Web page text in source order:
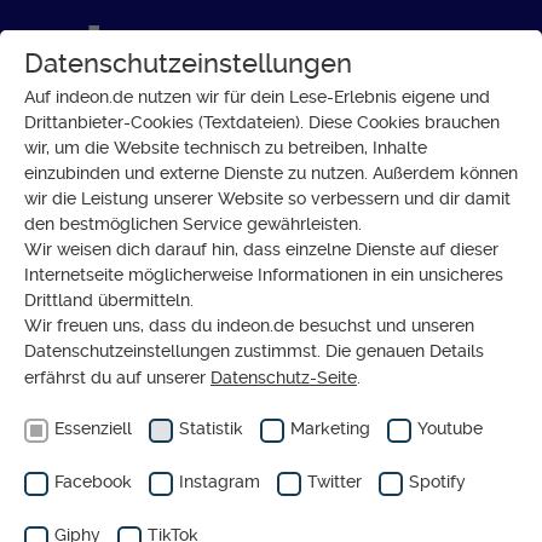
LÜBCKE-PROZESS
Ist der
Verfassungsschutz
auch beim
Lübcke-Prozess
auf dem rechten
Auge blind?
KOMMENTAR vonWOLFGANG WEISSGERBER
Datenschutzeinstellungen
Auf indeon.de nutzen wir für dein Lese-Erlebnis eigene und
Drittanbieter-Cookies (Textdateien). Diese Cookies brauchen
wir, um die Website technisch zu betreiben, Inhalte
einzubinden und externe Dienste zu nutzen. Außerdem können
wir die Leistung unserer Website so verbessern und dir damit
den bestmöglichen Service gewährleisten.
Wir weisen dich darauf hin, dass einzelne Dienste auf dieser
Internetseite möglicherweise Informationen in ein unsicheres
Drittland übermitteln.
Wir freuen uns, dass du indeon.de besuchst und unseren
Datenschutzeinstellungen zustimmst. Die genauen Details
erfährst du auf unserer Datenschutz-Seite
Essenziell Statistik Marketing Youtube
Facebook Instagram Twitter Spotify
Giphy TikTok